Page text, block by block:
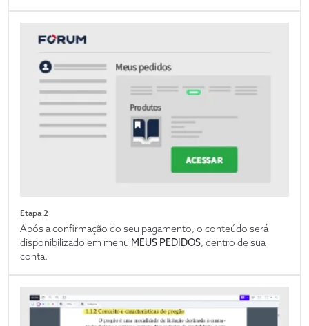
Etapa 2
Após a confirmação do seu pagamento, o conteúdo será
disponibilizado em menu MEUS PEDIDOS, dentro de sua
conta.